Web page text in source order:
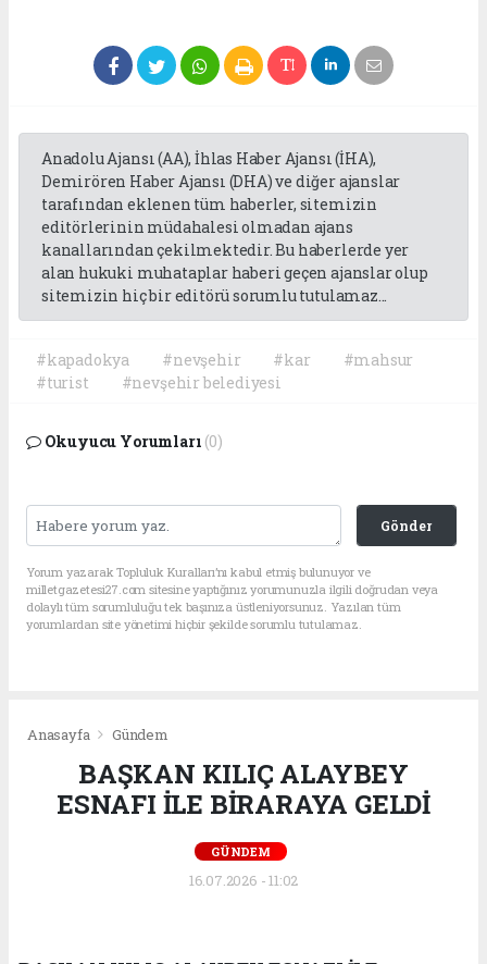
Anadolu Ajansı (AA), İhlas Haber Ajansı (İHA),
Demirören Haber Ajansı (DHA) ve diğer ajanslar
tarafından eklenen tüm haberler, sitemizin
editörlerinin müdahalesi olmadan ajans
kanallarından çekilmektedir. Bu haberlerde yer
alan hukuki muhataplar haberi geçen ajanslar olup
sitemizin hiç bir editörü sorumlu tutulamaz...
#kapadokya #nevşehir #kar
#mahsur
#turist
#nevşehir belediyesi
Okuyucu Yorumları (0)
Gönder
Yorum yazarak Topluluk Kuralları’nı kabul etmiş bulunuyor ve
milletgazetesi27.com sitesine yaptığınız yorumunuzla ilgili doğrudan veya
dolaylı tüm sorumluluğu tek başınıza üstleniyorsunuz. Yazılan tüm
yorumlardan site yönetimi hiçbir şekilde sorumlu tutulamaz.
Anasayfa Gündem
BAŞKAN KILIÇ ALAYBEY
ESNAFI İLE BİRARAYA GELDİ
GÜNDEM
16.07.2026 - 11:02